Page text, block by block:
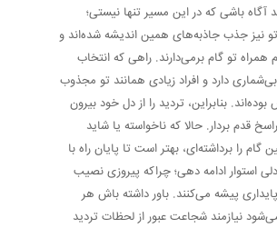
آگاه باشی که در این مسیر تنها نیستی؛
نیز جذب جاذبه‌های همین اندیشه شده‌اند و
تو گام برمی‌دارند. راهی که انتخاب
دارد و افراد زیادی همانند تو مجذوب
بنابراین، تردید را از دل خود بیرون
قدم بردار. حالا که ناخواسته یا شاید
گام را برداشته‌ای، بهتر است تا پایان راه با
استوار ادامه دهی؛ چراکه پیروزی نصیب
پیشه می‌کنند. باور داشته باش هر
نیازمند شجاعت عبور از لحظات تردید